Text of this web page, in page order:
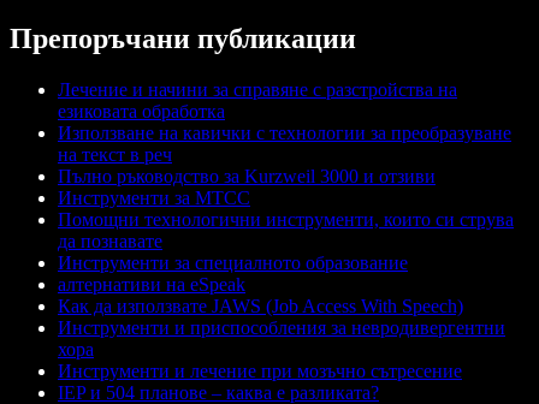
Препоръчани публикации
Лечение и начини за справяне с разстройства на
езиковата обработка
Използване на кавички с технологии за преобразуване
на текст в реч
Пълно ръководство за Kurzweil 3000 и отзиви
Инструменти за МТСС
Помощни технологични инструменти, които си струва
да познавате
Инструменти за специалното образование
алтернативи на eSpeak
Как да използвате JAWS (Job Access With Speech)
Инструменти и приспособления за невродивергентни
хора
Инструменти и лечение при мозъчно сътресение
IEP и 504 планове – каква е разликата?